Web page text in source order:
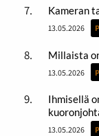
Kameran
13.05.2026
Millaista
13.05.2026
Ihmisellä
13.05.2026